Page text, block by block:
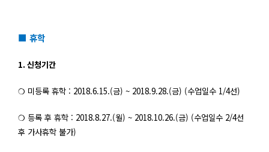
■ 휴학
1. 신청기간
❍ 미등록 휴학 : 2018.6.15.(금) ~ 2018.9.28.(금) (수업일수 1/4선)
❍ 등록 후 휴학 : 2018.8.27.(월) ~ 2018.10.26.(금) (수업일수 2/4선
후 가사휴학 불가)